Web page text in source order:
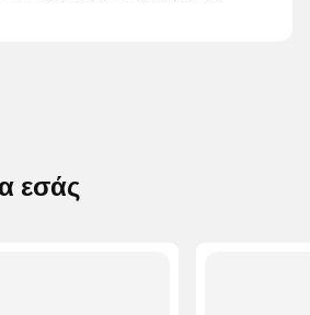
εσάς